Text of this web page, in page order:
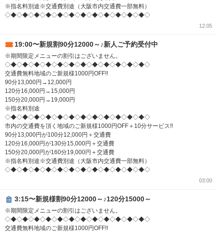
※指名料別途※交通費別途（大阪市内交通費一部無料）
◇◆◇◆◇◆◇◆◇◆◇◆◇◆◇◆◇◆◇◆◇◆◇◆◇
12:05
19:00〜新規割90分12000～♪新人ご予約受付中
※期間限定メニューの割引はございません。
◇◆◇◆◇◆◇◆◇◆◇◆◇◆◇◆◇◆◇◆◇◆◇◆◇
交通費無料地域のご新規様1000円OFF!!
90分13,000円→12,000円
120分16,000円→15,000円
150分20,000円→19,000円
※指名料別途
◇◆◇◆◇◆◇◆◇◆◇◆◇◆◇◆◇◆◇◆◇◆◇◆◇
市内の交通費を頂く地域のご新規様1000円OFF＋10分サービス!!
90分13,000円が100分12,000円＋交通費
120分16,000円が130分15,000円＋交通費
150分20,000円が160分19,000円＋交通費
※指名料別途※交通費別途（大阪市内交通費一部無料）
◇◆◇◆◇◆◇◆◇◆◇◆◇◆◇◆◇◆◇◆◇◆◇◆◇
03:00
3:15〜新規様割90分12000～♪120分15000～
※期間限定メニューの割引はございません。
◇◆◇◆◇◆◇◆◇◆◇◆◇◆◇◆◇◆◇◆◇◆◇◆◇
交通費無料地域のご新規様1000円OFF!!